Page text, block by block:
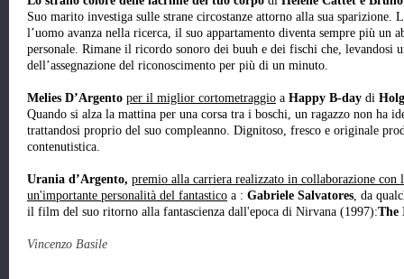
Suo marito investiga sulle strane circostanze attorno alla sua sparizione.
l’uomo avanza nella ricerca, il suo appartamento diventa sempre più un
personale. Rimane il ricordo sonoro dei buuh e dei fischi che, levandosi
dell’assegnazione del riconoscimento per più di un minuto.
Melies D’Argento per il miglior cortometraggio a Happy B-day di
Quando si alza la mattina per una corsa tra i boschi, un ragazzo non ha
trattandosi proprio del suo compleanno. Dignitoso, fresco e originale
contenutistica.
Urania d’Argento, premio alla carriera realizzato in collaborazione con
un'importante personalità del fantastico a : Gabriele Salvatores, da
il film del suo ritorno alla fantascienza dall'epoca di Nirvana (1997):The
Vincenzo Basile